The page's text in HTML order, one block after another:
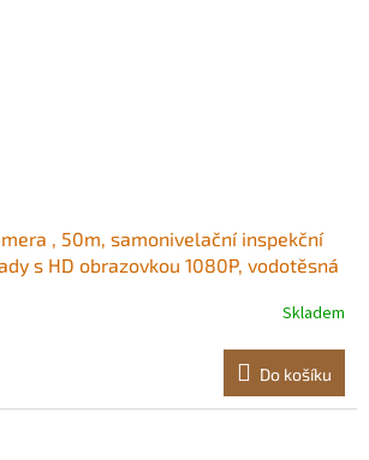
, 50m, samonivelační inspekční
s HD obrazovkou 1080P, vodotěsná
pro kanalizační potrubí Nastavitelný
Skladem
Do košíku